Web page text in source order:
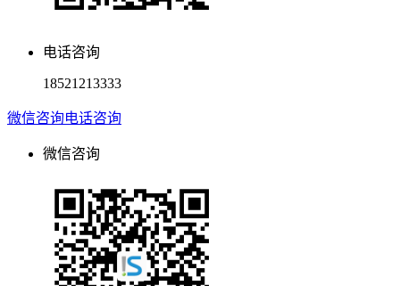
电话咨询
18521213333
微信咨询电话咨询
微信咨询